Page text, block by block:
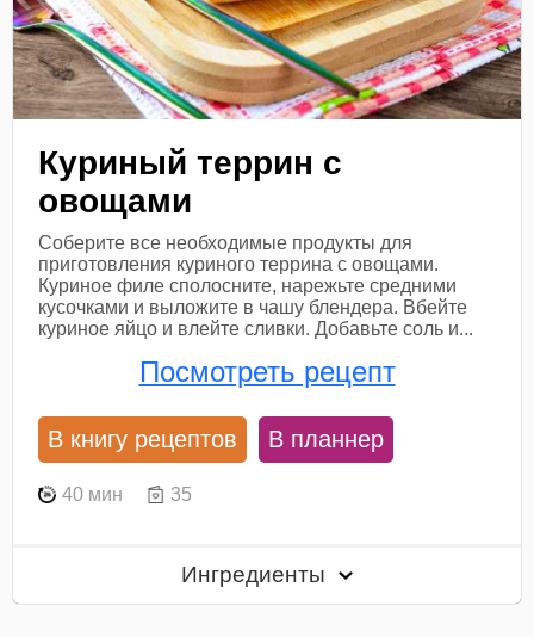
Куриный террин с
овощами
Соберите все необходимые продукты для
приготовления куриного террина с овощами.
Куриное филе сполосните, нарежьте средними
кусочками и выложите в чашу блендера. Вбейте
куриное яйцо и влейте сливки. Добавьте соль и...
Посмотреть рецепт
В книгу рецептов В планнер
40 мин 35
Ингредиенты